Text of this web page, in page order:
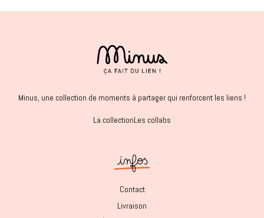
Minus, une collection de moments à partager qui renforcent les liens !
La collectionLes collabs
Contact
Livraison